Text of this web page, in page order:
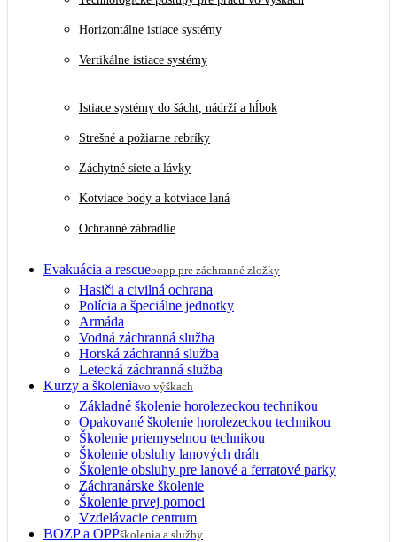
Horizontálne istiace systémy
Vertikálne istiace systémy
Istiace systémy do šácht, nádrží a hĺbok
Strešné a požiarne rebríky
Záchytné siete a lávky
Kotviace body a kotviace laná
Ochranné zábradlie
Evakuácia a rescueoopp pre záchranné zložky
Hasiči a civilná ochrana
Polícia a špeciálne jednotky
Armáda
Vodná záchranná služba
Horská záchranná služba
Letecká záchranná služba
Kurzy a školeniavo výškach
Základné školenie horolezeckou technikou
Opakované školenie horolezeckou technikou
Školenie priemyselnou technikou
Školenie obsluhy lanových dráh
Školenie obsluhy pre lanové a ferratové parky
Záchranárske školenie
Školenie prvej pomoci
Vzdelávacie centrum
BOZP a OPPškolenia a služby